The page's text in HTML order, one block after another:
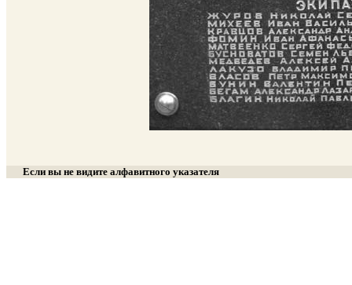
Если вы не видите алфавитного указателя